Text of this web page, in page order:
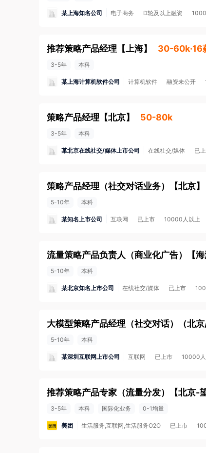
某上海知名公司 电子商务 D轮及以上融资
推荐策略产品经理 【 上海】 30-60k·16
3-5年 本科
某上海计算机软件公司 计算机软件 融资未公开
策略产品经理 【北京】 50-80k
3-5年 本科
某北京在线社交/媒体上市公司 在线社交/媒体 已
策略产品经理（社交对话业务） 【北京】
5-10年 本科
某知名上市公司 互联网 已上市 10000人以上
流量策略产品负责人（商业化广告） 【
5-10年 本科
某北京知名上市公司 在线社交/媒体 已上市
5-10年 本科
某深圳互联网上市公司 互联网 已上市 10000
推荐策略产品专家（流量分发） 【北京-
3-5年 本科 国际化业务 0-1增量
美团 生活服务,互联网,生活服务O2O 已上市